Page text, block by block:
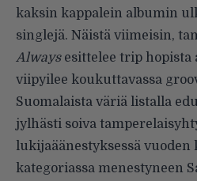
kaksin kappalein albumin
singlejä. Näistä viimeisin,
Alwaysesittelee trip hopista
viipyilee koukuttavassa
Suomalaista väriä listalla
jylhästi soiva
lukijaäänestyksessä
kategoriassa menestyneen